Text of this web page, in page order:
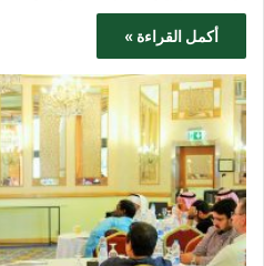
أكمل القراءة »